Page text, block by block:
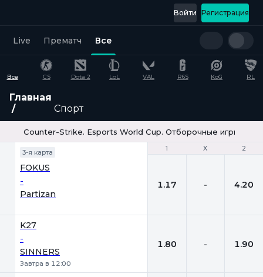
Регистрация
Войти
Live Прематч Все
Все CS Dota 2 LoL VAL R6S KoG RL
Главная
Спорт
Counter-Strike. Esports World Cup. Отборочные игры. Bo3
1 Х 2
3-я карта
FOKUS
-
Partizan
1 Х 2
1.17 - 4.20
K27
-
SINNERS
Завтра в 12:00
1.80 - 1.90